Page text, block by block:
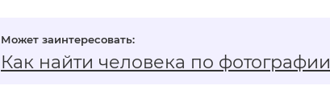
Как найти человека по фотографии